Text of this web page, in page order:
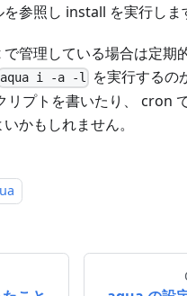
参照し install を実行しま
管理している場合は定期
aqua i -a -l
を実行するの
リプトを書いたり、 cron
かもしれません。